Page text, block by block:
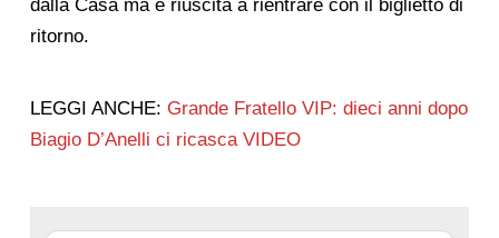
dalla Casa ma è riuscita a rientrare con il biglietto di
ritorno.
LEGGI ANCHE: Grande Fratello VIP: dieci anni dopo
Biagio D’Anelli ci ricasca VIDEO